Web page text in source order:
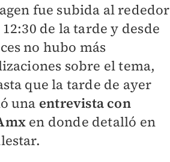
fue subida al rededor
12:30 de la tarde y desde
no hubo más
sobre el tema,
que la tarde de ayer
una entrevista con
en donde detalló en